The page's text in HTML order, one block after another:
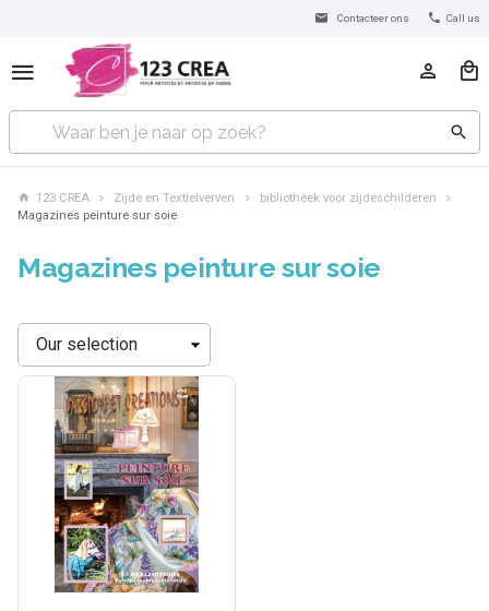
Contacteer ons Call us
123 CREA Zijde en Textielverven
bibliotheek voor zijdeschilderen
Magazines peinture sur soie
Magazines peinture sur soie
Sorteren